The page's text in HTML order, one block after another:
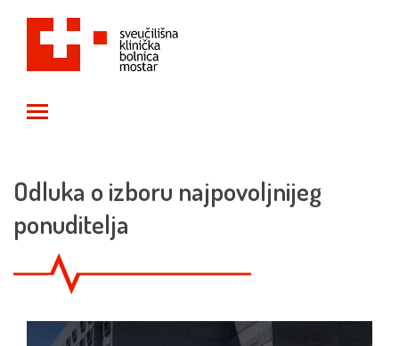
Odluka o izboru najpovoljnijeg
ponuditelja